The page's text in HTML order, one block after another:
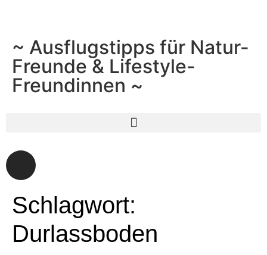
~ Ausflugstipps für Natur-
Freunde & Lifestyle-
Freundinnen ~
Schlagwort:
Durlassboden